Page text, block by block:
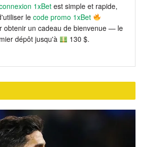
1xBet est simple et rapide,
le code promo 1xBet
obtenir un cadeau de bienvenue — le
dépôt jusqu'à
130 $.